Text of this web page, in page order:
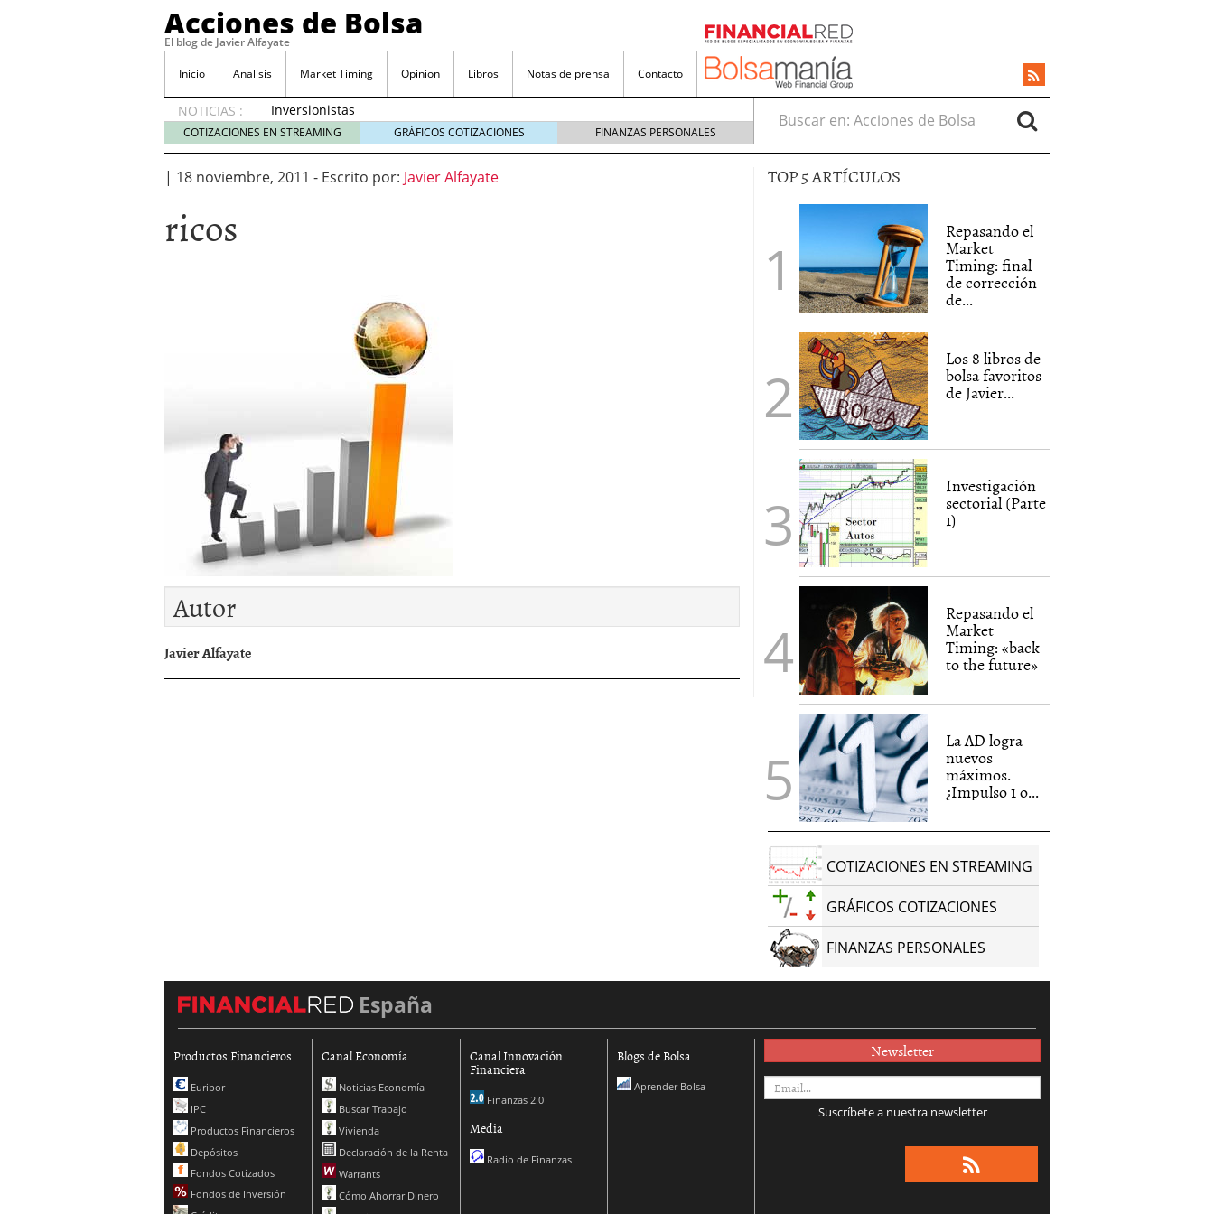
Acciones de Bolsa
El blog de Javier Alfayate
Inicio Analisis Market Timing Opinion Libros Notas de prensa Contacto
NOTICIAS :
Inversionistas
VIP en
México
creciente
Entendiendo los ETF de Bitcoin
Dividend Kings: empresas que destacan por sus dividendos constantes
noviembre 12, 2024
Descubre RealAdvisor: Una poderosa herramienta para tus inversiones
septiembre 23, 2024
COTIZACIONES EN STREAMING GRÁFICOS COTIZACIONES FINANZAS PERSONALES
Buscar en:
| 18 noviembre, 2011 - Escrito por: Javier Alfayate
ricos
Autor
Javier Alfayate
TOP 5 ARTÍCULOS
Repasando el
Market
Timing: final
de corrección
de...
Los 8 libros de
bolsa favoritos
de Javier...
Investigación
sectorial (Parte
1)
Repasando el
Market
Timing: «back
to the future»
La AD logra
nuevos
máximos.
¿Impulso 1 o...
COTIZACIONES EN STREAMING
GRÁFICOS COTIZACIONES
FINANZAS PERSONALES
España
Productos Financieros
Euribor
IPC
Productos Financieros
Depósitos
Fondos Cotizados
Fondos de Inversión
Canal Economía
Noticias Economía
Buscar Trabajo
Vivienda
Declaración de la Renta
Warrants
Cómo Ahorrar Dinero
Canal Innovación
Financiera
Finanzas 2.0
Media
Radio de Finanzas
Blogs de Bolsa
Aprender Bolsa
Newsletter
Suscríbete a nuestra newsletter